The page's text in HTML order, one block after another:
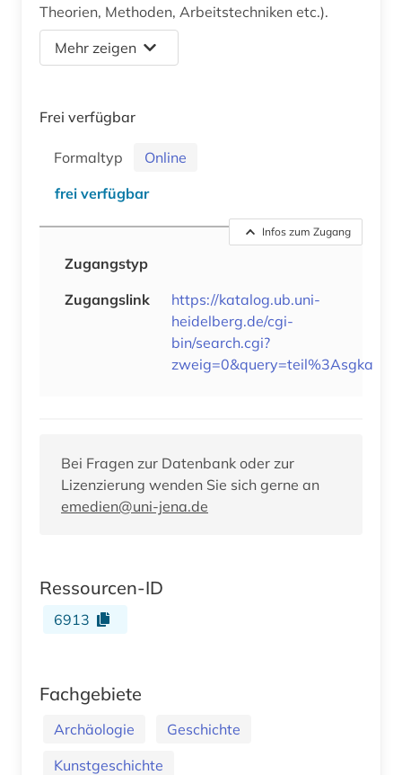
Theorien, Methoden, Arbeitstechniken etc.).
Mehr zeigen
Frei verfügbar
Formaltyp
Online
frei verfügbar
Infos zum Zugang
Zugangstyp
Zugangslink
https://katalog.ub.uni-
heidelberg.de/cgi-
bin/search.cgi?
zweig=0&query=teil%3Asgka
Bei Fragen zur Datenbank oder zur
Lizenzierung wenden Sie sich gerne an
emedien@uni-jena.de
Ressourcen-ID
6913
Fachgebiete
Archäologie
Geschichte
Kunstgeschichte